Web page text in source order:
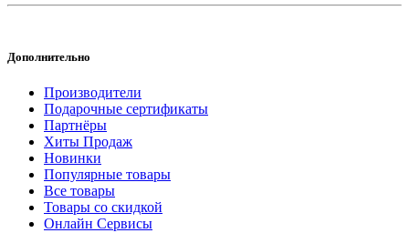
Дополнительно
Производители
Подарочные сертификаты
Партнёры
Хиты Продаж
Новинки
Популярные товары
Все товары
Товары со скидкой
Онлайн Сервисы